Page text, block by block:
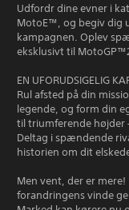
Udfordr dine evner i
MotoE™, og begiv dig
kampagnen. Oplev
eksklusivt til
EN UFORUDSIGELIG
Rul afsted på din
legende, og form din
til triumferende højder
Deltag i spændende
historien om dit
Men vent, der er
forandringens vinde